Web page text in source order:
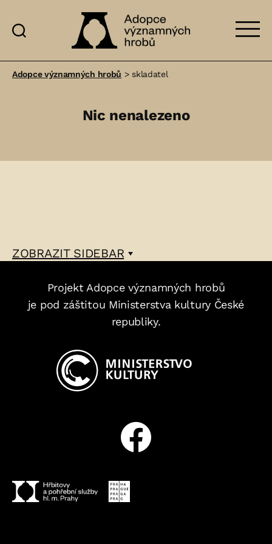
významných
Adopce významných hrobů >skladatel
Nic nenalezeno
ZOBRAZITSIDEBAR
Projekt Adopce významných hrobů
je pod záštitou Ministerstva kultury České
republiky.
Facebook